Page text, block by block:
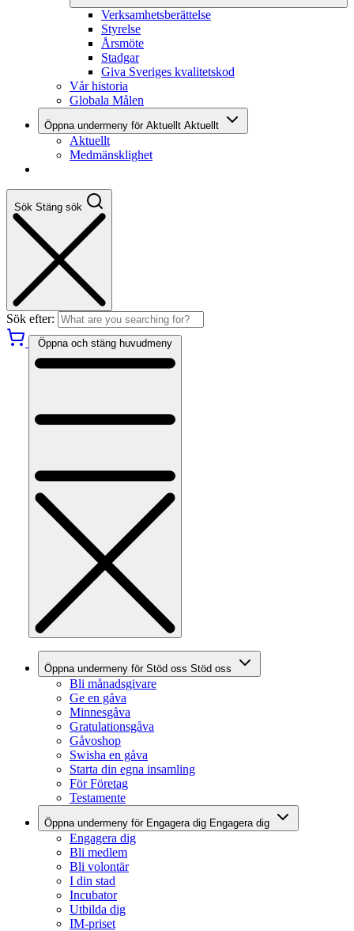
Verksamhetsberättelse
Styrelse
Årsmöte
Stadgar
Giva Sveriges kvalitetskod
Vår historia
Globala Målen
Öppna undermeny för Aktuellt Aktuellt
Aktuellt
Medmänsklighet
Sök Stäng sök
Sök efter:
Öppna och stäng huvudmeny
Öppna undermeny för Stöd oss Stöd oss
Bli månadsgivare
Ge en gåva
Minnesgåva
Gratulationsgåva
Gåvoshop
Swisha en gåva
Starta din egna insamling
För Företag
Testamente
Öppna undermeny för Engagera dig Engagera dig
Engagera dig
Bli medlem
Bli volontär
I din stad
Incubator
Utbilda dig
IM-priset